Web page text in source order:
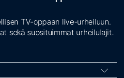
TV-oppaan live-urheiluun.
sekä suosituimmat urheilulajit.